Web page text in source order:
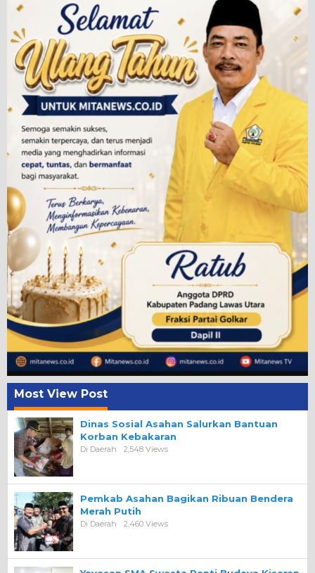
Most View Post
Dinas Sosial Asahan Salurkan Bantuan
Korban Kebakaran
Di Daerah 2,548 Views
Pemkab Asahan Bagikan Ribuan Bendera
Merah Putih
Di Daerah 2,460 Views